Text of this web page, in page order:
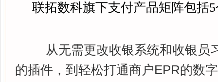
联拓数科旗下支付产品矩阵包括5
从无需更改收银系统和收银员
的插件，到轻松打通商户EPR的数